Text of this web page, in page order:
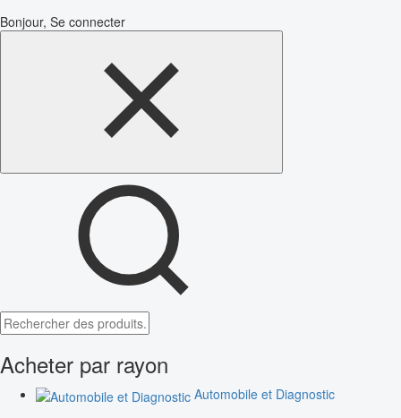
Bonjour, Se connecter
Acheter par rayon
Automobile et Diagnostic